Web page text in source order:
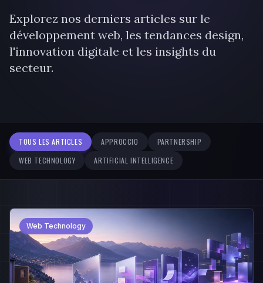
Explorez nos derniers articles sur le
développement web, les tendances design,
l'innovation digitale et les insights du
secteur.
TOUS LES ARTICLES APPROCCIO
PARTNERSHIP
WEB TECHNOLOGY
ARTIFICIAL INTELLIGENCE
Web Technology